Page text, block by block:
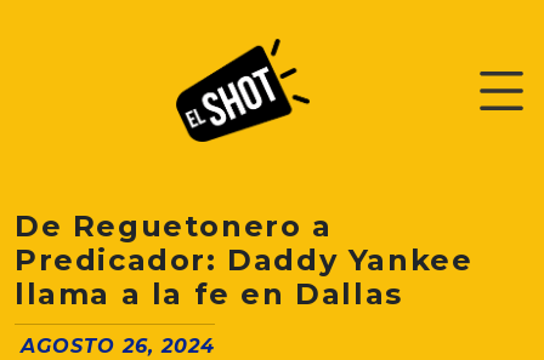
De Reguetonero a
Predicador: Daddy Yankee
llama a la fe en Dallas
AGOSTO 26, 2024